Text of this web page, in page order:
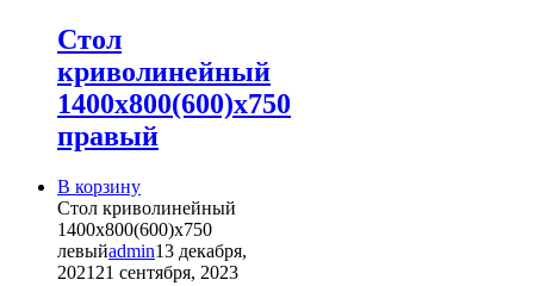
Стол
криволинейный
1400х800(600)х750
правый
В корзину
Стол криволинейный
1400х800(600)х750
левыйadmin13 декабря,
2021 21 сентября, 2023